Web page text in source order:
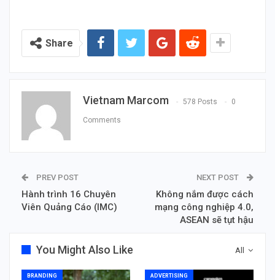
Share
Vietnam Marcom 578 Posts 0
Comments
PREV POST
Hành trình 16 Chuyên
Viên Quảng Cáo (IMC)
NEXT POST
Không nắm được cách
mạng công nghiệp 4.0,
ASEAN sẽ tụt hậu
All
You Might Also Like
BRANDING ADVERTISING